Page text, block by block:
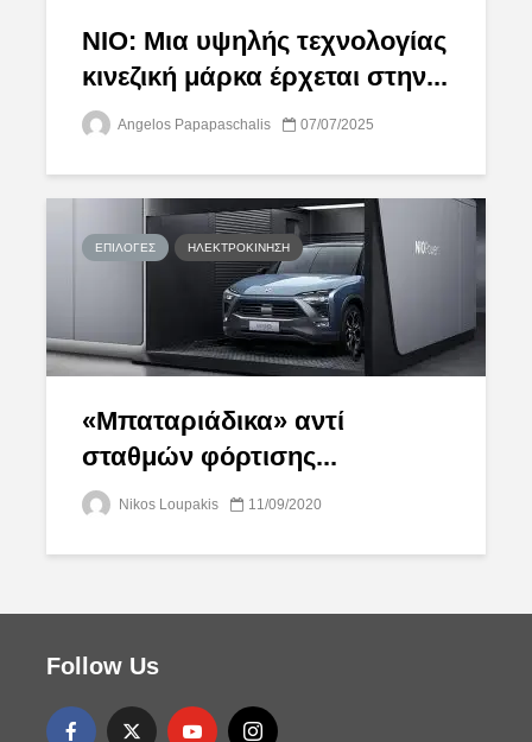
NIO: Μια υψηλής τεχνολογίας
κινεζική μάρκα έρχεται στην...
Angelos Papapaschalis 07/07/2025
ΕΠΙΛΟΓΈΣ ΗΛΕΚΤΡΟΚΊΝΗΣΗ
«Μπαταριάδικα» αντί
σταθμών φόρτισης...
Nikos Loupakis 11/09/2020
Follow Us